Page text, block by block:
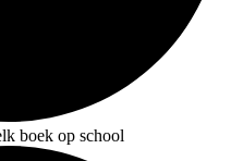
boek op school